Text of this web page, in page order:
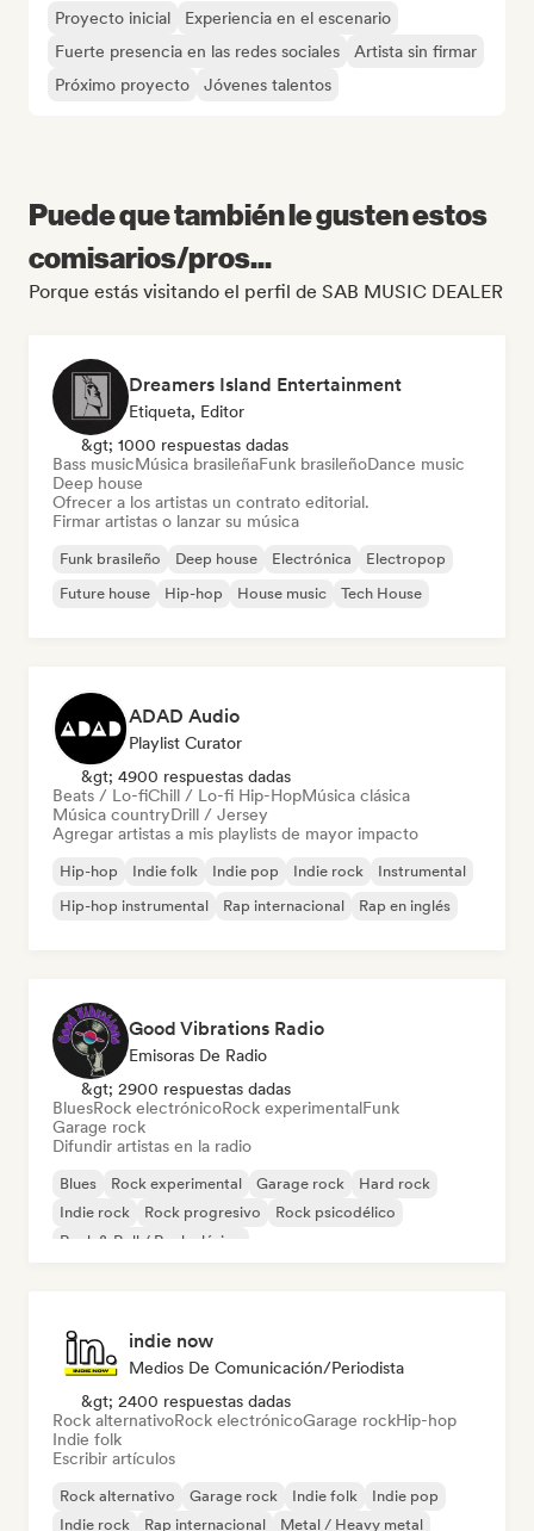
Proyecto inicial
Experiencia en el escenario
Fuerte presencia en las redes sociales
Artista sin firmar
Próximo proyecto
Jóvenes talentos
Puede que también le gusten estos
comisarios/pros...
Porque estás visitando el perfil de SAB MUSIC DEALER
Dreamers Island Entertainment
Etiqueta, Editor
&gt; 1000 respuestas dadas
Bass musicMúsica brasileñaFunk brasileñoDance music
Deep house
Ofrecer a los artistas un contrato editorial.
Firmar artistas o lanzar su música
Funk brasileño Deep house Electrónica
Electropop
Future house
Hip-hop House music Tech House
ADAD Audio
Playlist Curator
&gt; 4900 respuestas dadas
Beats / Lo-fiChill / Lo-fi Hip-HopMúsica clásica
Música countryDrill / Jersey
Agregar artistas a mis playlists de mayor impacto
Hip-hop Indie folk Indie pop Indie rock
Instrumental
Hip-hop instrumental
Rap internacional Rap en inglés
Good Vibrations Radio
Emisoras De Radio
&gt; 2900 respuestas dadas
BluesRock electrónicoRock experimentalFunk
Garage rock
Difundir artistas en la radio
Blues Rock experimental Garage rock
Hard rock
Indie rock
Rock progresivo
Rock psicodélico
Rock & Roll / Rock clásico
indie now
Medios De Comunicación/Periodista
&gt; 2400 respuestas dadas
Rock alternativoRock electrónicoGarage rockHip-hop
Indie folk
Escribir artículos
Rock alternativo Garage rock Indie folk
Indie pop
Indie rock
Rap internacional
Metal / Heavy metal